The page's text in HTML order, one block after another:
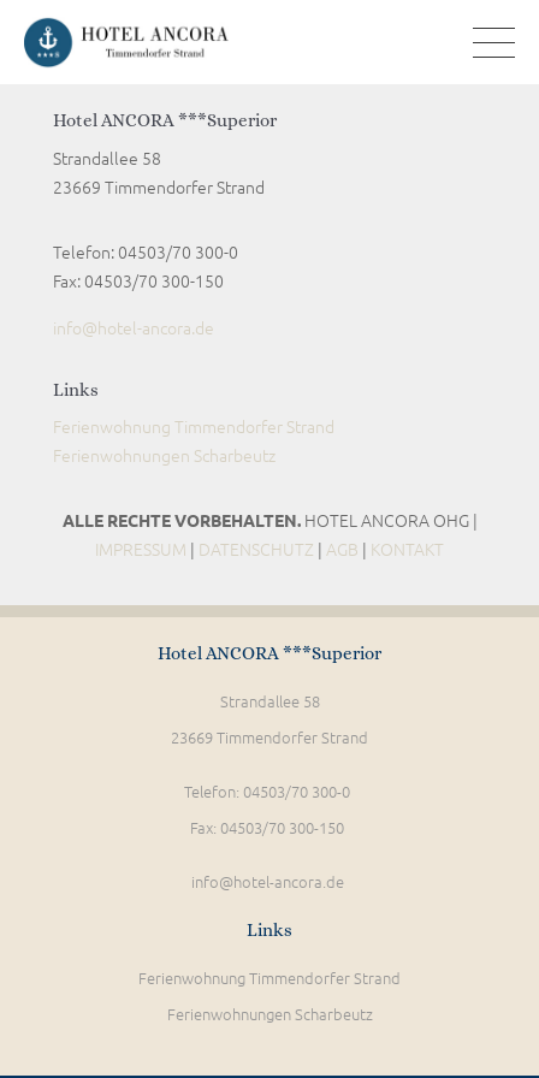
Hotel ANCORA ***Superior
Strandallee 58
23669 Timmendorfer Strand
Telefon: 04503/70 300-0
Fax: 04503/70 300-150
info@hotel-ancora.de
Links
Ferienwohnung Timmendorfer Strand
Ferienwohnungen Scharbeutz
ALLE RECHTE VORBEHALTEN. HOTEL ANCORA OHG |
IMPRESSUM | DATENSCHUTZ | AGB | KONTAKT
Hotel ANCORA ***Superior
Strandallee 58
23669 Timmendorfer Strand
Telefon: 04503/70 300-0
Fax: 04503/70 300-150
info@hotel-ancora.de
Links
Ferienwohnung Timmendorfer Strand
Ferienwohnungen Scharbeutz